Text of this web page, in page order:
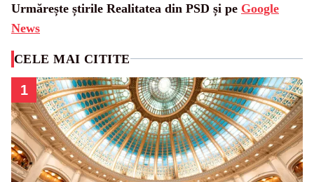
Urmărește știrile Realitatea din PSD și pe Google
News
CELE MAI CITITE
1